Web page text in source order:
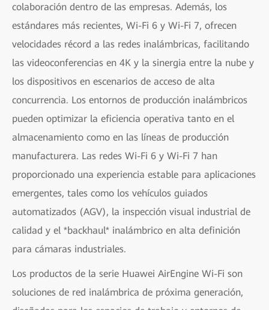
colaboración dentro de las empresas. Además, los
estándares más recientes, Wi-Fi 6 y Wi-Fi 7, ofrecen
velocidades récord a las redes inalámbricas, facilitando
las videoconferencias en 4K y la sinergia entre la nube y
los dispositivos en escenarios de acceso de alta
concurrencia. Los entornos de producción inalámbricos
pueden optimizar la eficiencia operativa tanto en el
almacenamiento como en las líneas de producción
manufacturera. Las redes Wi-Fi 6 y Wi-Fi 7 han
proporcionado una experiencia estable para aplicaciones
emergentes, tales como los vehículos guiados
automatizados (AGV), la inspección visual industrial de
calidad y el *backhaul* inalámbrico en alta definición
para cámaras industriales.
Los productos de la serie Huawei AirEngine Wi-Fi son
soluciones de red inalámbrica de próxima generación,